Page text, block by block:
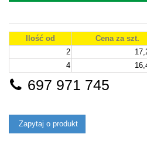
Ilość od Cena za szt.
2
4
697 971 745
Zapytaj o produkt